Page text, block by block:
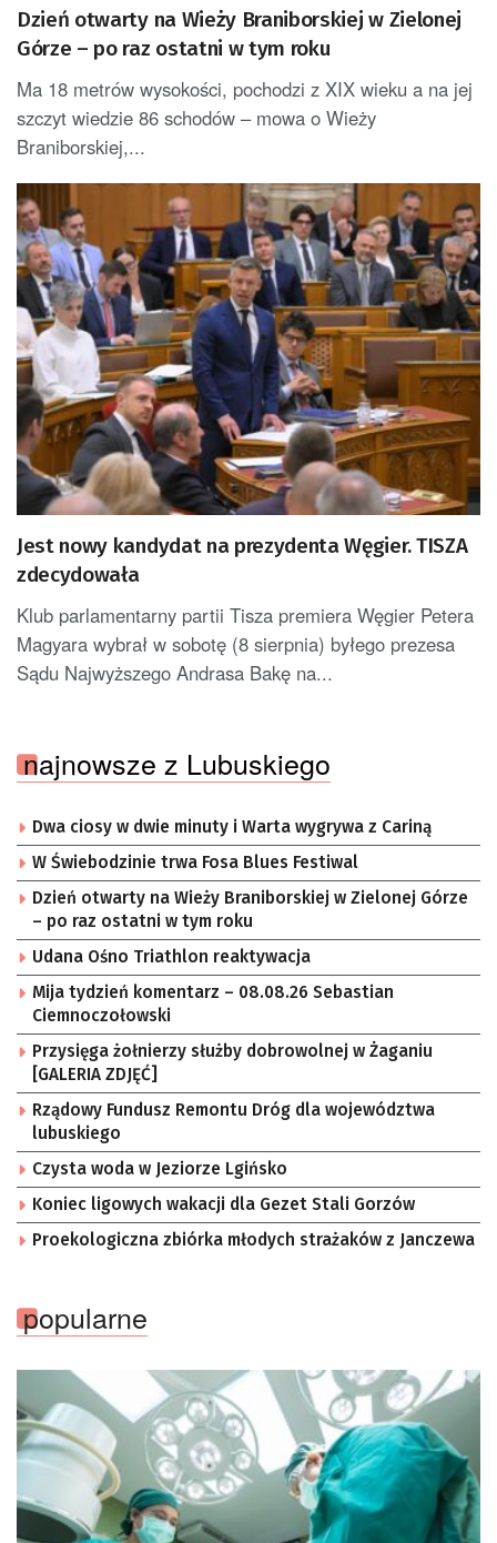
Dzień otwarty na Wieży Braniborskiej w Zielonej
Górze – po raz ostatni w tym roku
Ma 18 metrów wysokości, pochodzi z XIX wieku a na jej
szczyt wiedzie 86 schodów – mowa o Wieży
Braniborskiej,...
Jest nowy kandydat na prezydenta Węgier. TISZA
zdecydowała
Klub parlamentarny partii Tisza premiera Węgier Petera
Magyara wybrał w sobotę (8 sierpnia) byłego prezesa
Sądu Najwyższego Andrasa Bakę na...
najnowsze z Lubuskiego
Dwa ciosy w dwie minuty i Warta wygrywa z Cariną
W Świebodzinie trwa Fosa Blues Festiwal
Dzień otwarty na Wieży Braniborskiej w Zielonej Górze
– po raz ostatni w tym roku
Udana Ośno Triathlon reaktywacja
Mija tydzień komentarz – 08.08.26 Sebastian
Ciemnoczołowski
Przysięga żołnierzy służby dobrowolnej w Żaganiu
[GALERIA ZDJĘĆ]
Rządowy Fundusz Remontu Dróg dla województwa
lubuskiego
Czysta woda w Jeziorze Lgińsko
Koniec ligowych wakacji dla Gezet Stali Gorzów
Proekologiczna zbiórka młodych strażaków z Janczewa
popularne